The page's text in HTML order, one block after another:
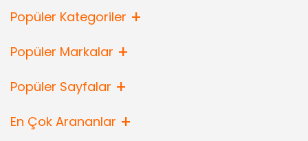
Popüler Kategoriler
Popüler Markalar
Popüler Sayfalar
En Çok Arananlar